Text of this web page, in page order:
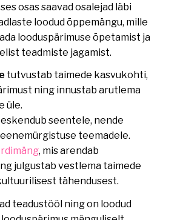
osas saavad osalejad läbi
loodud õppemängu, mille
looduspärimuse õpetamist ja
teadmiste jagamist.
tutvustab taimede kasvukohti,
ning innustab arutlema
üle.
seentele, nende
teemadele.
, mis arendab
julgustab vestlema taimede
tähendusest.
teadustööl ning on loodud